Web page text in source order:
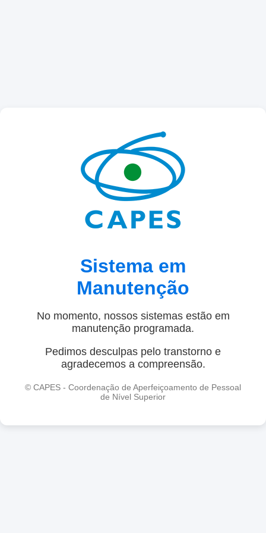
Sistema em
Manutenção
No momento, nossos sistemas estão em
manutenção programada.
Pedimos desculpas pelo transtorno e
agradecemos a compreensão.
© CAPES - Coordenação de Aperfeiçoamento de Pessoal
de Nível Superior